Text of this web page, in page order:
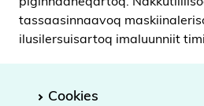
tassaasinnaavoq
ilusilersuisartoq imaluunniit
Cookies